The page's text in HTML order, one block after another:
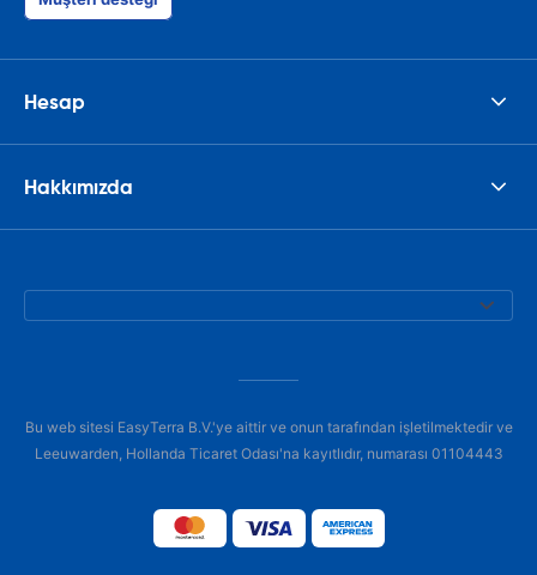
Hesap
Hakkımızda
Bu web sitesi EasyTerra B.V.'ye aittir ve onun tarafından işletilmektedir ve
Leeuwarden, Hollanda Ticaret Odası'na kayıtlıdır, numarası 01104443